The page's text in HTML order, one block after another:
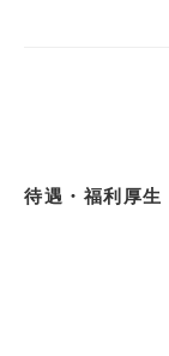
待遇・福利厚生